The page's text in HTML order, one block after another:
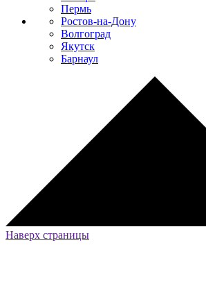
Пермь
Ростов-на-Дону
Волгоград
Якутск
Барнаул
Наверх страницы